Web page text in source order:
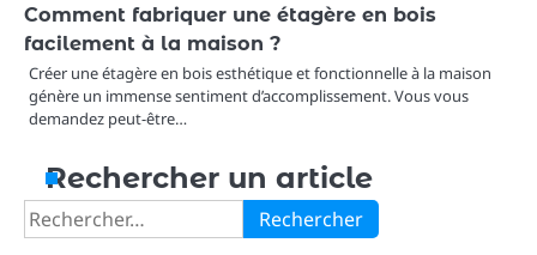
Comment fabriquer une étagère en bois
facilement à la maison ?
Créer une étagère en bois esthétique et fonctionnelle à la maison
génère un immense sentiment d’accomplissement. Vous vous
demandez peut-être…
Rechercher un article
Rechercher :